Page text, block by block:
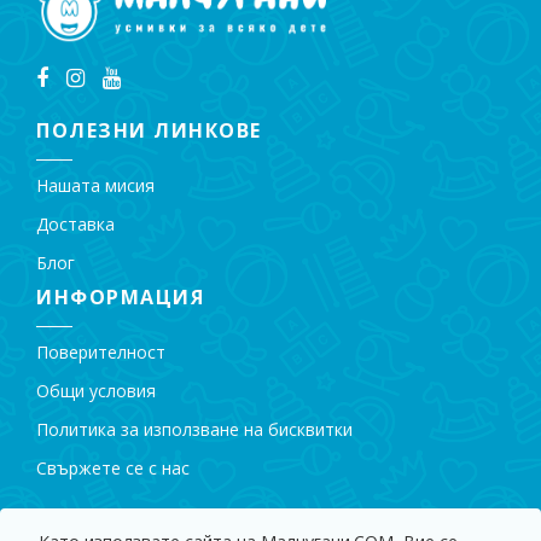
ПОЛЕЗНИ ЛИНКОВЕ
Нашата мисия
Доставка
Блог
ИНФОРМАЦИЯ
Поверителност
Общи условия
Политика за използване на бисквитки
Свържете се с нас